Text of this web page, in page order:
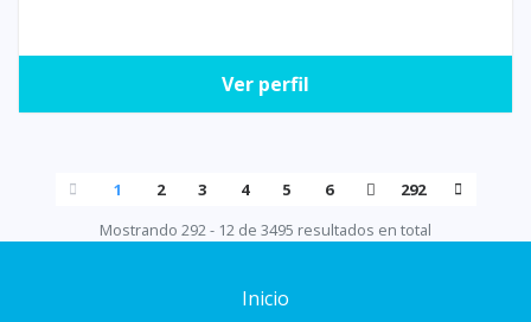
Ver perfil
1 2 3 4 5 6
292
Mostrando 292 - 12 de 3495 resultados en total
Inicio